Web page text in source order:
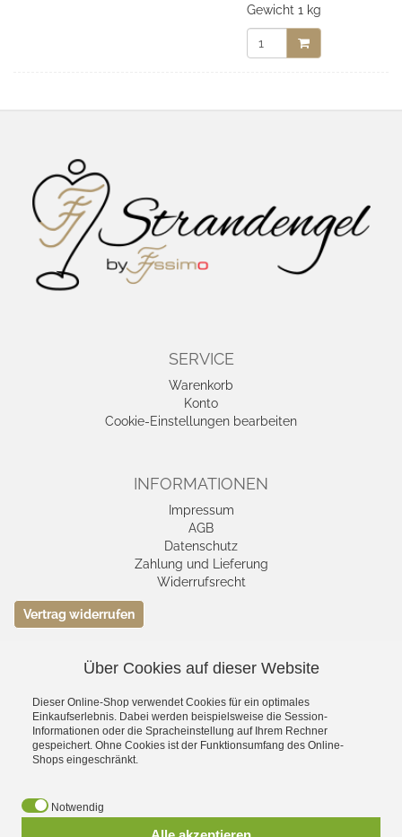
Gewicht 1 kg
SERVICE
Warenkorb
Konto
Cookie-Einstellungen bearbeiten
INFORMATIONEN
Impressum
AGB
Datenschutz
Zahlung und Lieferung
Widerrufsrecht
Vertrag widerrufen
VERSAND- &
Über Cookies auf dieser Website
Dieser Online-Shop verwendet Cookies für ein optimales
Einkaufserlebnis. Dabei werden beispielsweise die Session-
Informationen oder die Spracheinstellung auf Ihrem Rechner
gespeichert. Ohne Cookies ist der Funktionsumfang des Online-
Shops eingeschränkt.
Notwendig